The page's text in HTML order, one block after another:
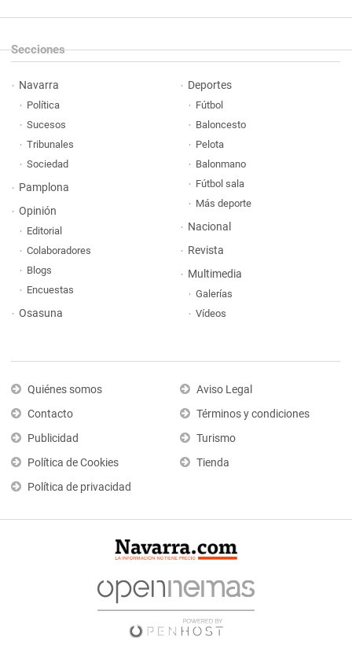
Secciones
Navarra
Política
Sucesos
Tribunales
Sociedad
Pamplona
Opinión
Editorial
Colaboradores
Blogs
Encuestas
Osasuna
Deportes
Fútbol
Baloncesto
Pelota
Balonmano
Fútbol sala
Más deporte
Nacional
Revista
Multimedia
Galerías
Vídeos
Quiénes somos
Contacto
Publicidad
Política de Cookies
Política de privacidad
Aviso Legal
Términos y condiciones
Turismo
Tienda